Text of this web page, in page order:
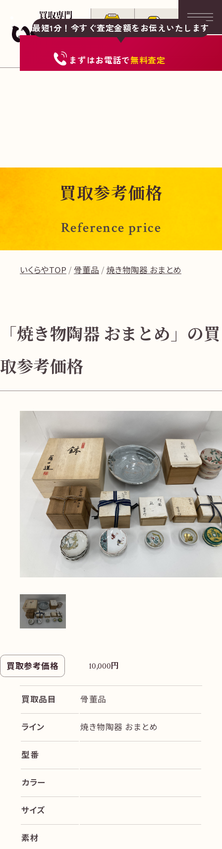
最短1分！今すぐ査定金額をお伝えいたします
まずはお電話で無料査定
無 料
電話で今すぐ無料査定
総合受付
10:00-19:00 （年中無休）/通話料無料
買取参考価格
Reference price
いくらやTOP 骨董品 焼き物陶器 おまとめ
「焼き物陶器 おまとめ」の買
取参考価格
買取参考価格 10,000円
買取品目 骨董品
ライン 焼き物陶器 おまとめ
型番
カラー
サイズ
素材